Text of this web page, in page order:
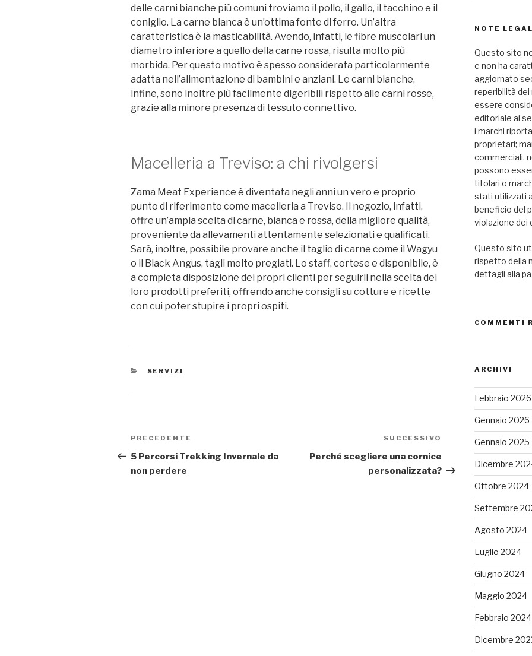
delle carni bianche più comuni troviamo il pollo, il gallo, il tacchino e il
coniglio. La carne bianca è un’ottima fonte di ferro. Un’altra
caratteristica è la masticabilità. Avendo, infatti, le fibre muscolari un
diametro inferiore a quello della carne rossa, risulta molto più
morbida. Per questo motivo è spesso considerata particolarmente
adatta nell’alimentazione di bambini e anziani. Le carni bianche,
infine, sono inoltre più facilmente digeribili rispetto alle carni rosse,
grazie alla minore presenza di tessuto connettivo.
Macelleria a Treviso: a chi rivolgersi
Zama Meat Experience è diventata negli anni un vero e proprio
punto di riferimento come macelleria a Treviso. Il negozio, infatti,
offre un’ampia scelta di carne, bianca e rossa, della migliore qualità,
proveniente da allevamenti attentamente selezionati e qualificati.
Sarà, inoltre, possibile provare anche il taglio di carne come il Wagyu
o il Black Angus, tagli molto pregiati. Lo staff, cortese e disponibile, è
a completa disposizione dei propri clienti per seguirli nella scelta dei
loro prodotti preferiti, offrendo anche consigli su cotture e ricette
con cui poter stupire i propri ospiti.
CATEGORIE
SERVIZI
Navigazione
articoli
Articolo
precedente:
PRECEDENTE
5 Percorsi Trekking Invernale da
non perdere
Articolo
successivo
SUCCESSIVO
Perché scegliere una cornice
personalizzata?
NOTE
Questo sito
e non ha
aggiornato
reperibilità
essere
editoriale ai
i marchi
proprietari;
commerciali,
possono
titolari o
stati utilizzati
beneficio del
violazione dei
Questo sito
rispetto della
dettagli alla
COMMENTI
ARCHIVI
Febbraio 2026
Gennaio 2026
Gennaio 2025
Dicembre
Ottobre 2024
Settembre
Agosto 2024
Luglio 2024
Giugno 2024
Maggio 2024
Febbraio 2024
Dicembre